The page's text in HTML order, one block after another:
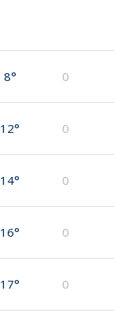
8° 0
12° 0
14° 0
16° 0
17° 0